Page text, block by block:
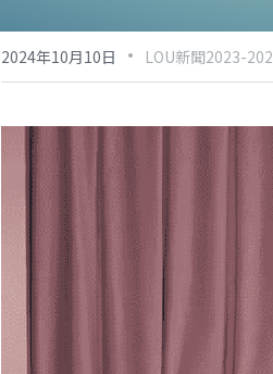
2024年10月10日 · LOU新聞2023-